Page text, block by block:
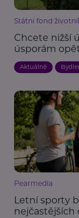
Státní fond
Chcete nižší
úsporám
Aktuálně
Pearmedia
Letní sporty
nejčastějších